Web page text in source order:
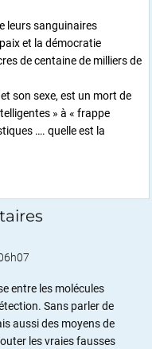
leurs sanguinaires
et la démocratie
de centaine de milliers de
son sexe, est un mort de
» à « frappe
…. quelle est la
entre les molécules
Sans parler de
aussi des moyens de
les vraies fausses